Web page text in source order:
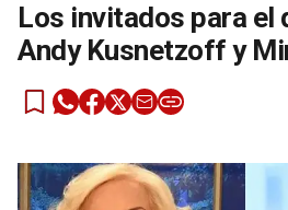
Los invitados para el
Andy Kusnetzoff y